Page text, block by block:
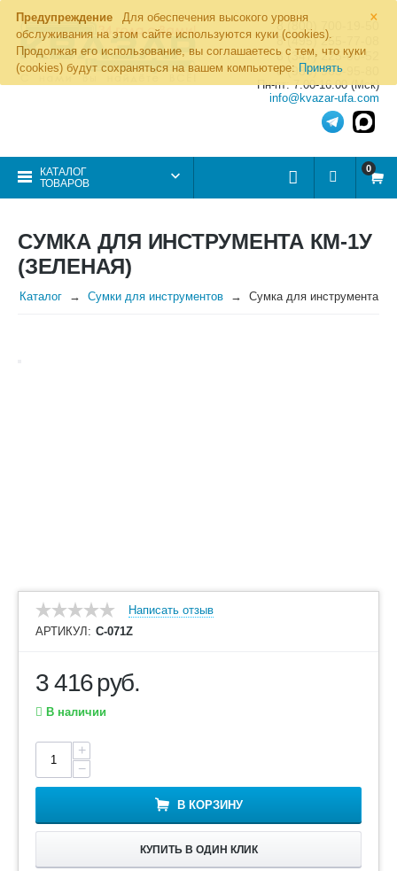
×
Предупреждение
Для обеспечения высокого уровня
обслуживания на этом сайте используются куки (cookies).
Продолжая его использование, вы соглашаетесь с тем, что куки
(cookies) будут сохраняться на вашем компьютере: Принять
8 (800) 700-19-50
8 (495) 255-77-08
8 (347) 225-00-52
8 (986) 963-95-80
Пн-пт: 7.00-16.00 (Мск)
info@kvazar-ufa.com
КАТАЛОГ
ТОВАРОВ
0
СУМКА ДЛЯ ИНСТРУМЕНТА КМ-1У
(ЗЕЛЕНАЯ)
Каталог Сумки для инструментов Сумка для инструмента
Написать отзыв
АРТИКУЛ: С-071Z
3 416руб.
В наличии
+
−
В КОРЗИНУ
КУПИТЬ В ОДИН КЛИК